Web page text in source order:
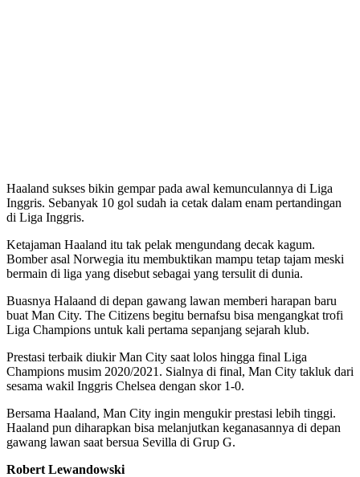
Haaland sukses bikin gempar pada awal kemunculannya di Liga
Inggris. Sebanyak 10 gol sudah ia cetak dalam enam pertandingan
di Liga Inggris.
Ketajaman Haaland itu tak pelak mengundang decak kagum.
Bomber asal Norwegia itu membuktikan mampu tetap tajam meski
bermain di liga yang disebut sebagai yang tersulit di dunia.
Buasnya Halaand di depan gawang lawan memberi harapan baru
buat Man City. The Citizens begitu bernafsu bisa mengangkat trofi
Liga Champions untuk kali pertama sepanjang sejarah klub.
Prestasi terbaik diukir Man City saat lolos hingga final Liga
Champions musim 2020/2021. Sialnya di final, Man City takluk dari
sesama wakil Inggris Chelsea dengan skor 1-0.
Bersama Haaland, Man City ingin mengukir prestasi lebih tinggi.
Haaland pun diharapkan bisa melanjutkan keganasannya di depan
gawang lawan saat bersua Sevilla di Grup G.
Robert Lewandowski